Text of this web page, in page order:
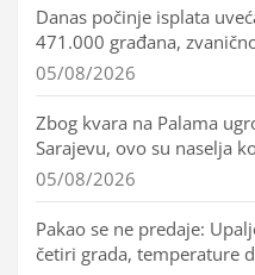
Danas počinje isplata
471.000 građana,
05/08/2026
Zbog kvara na Palama
Sarajevu, ovo su naselja
05/08/2026
Pakao se ne predaje:
četiri grada, temperature